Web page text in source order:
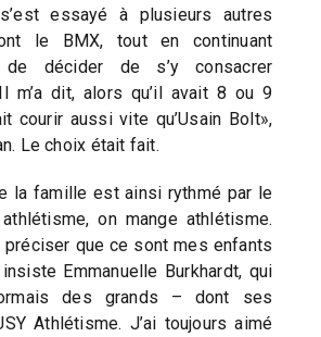
essayé à plusieurs autres
le BMX, tout en continuant
de décider de s’y consacrer
m’a dit, alors qu’il avait 8 ou 9
courir aussi vite qu’Usain Bolt»,
Le choix était fait.
la famille est ainsi rythmé par le
on mange athlétisme.
que ce sont mes enfants
Emmanuelle Burkhardt, qui
des grands – dont ses
Athlétisme. J’ai toujours aimé